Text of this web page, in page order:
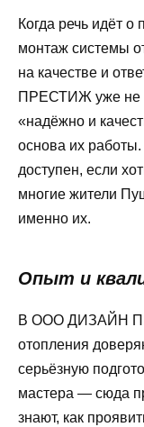
Когда речь идёт
монтаж системы
на качестве и
ПРЕСТИЖ уже не
«надёжно и
основа их
доступен, если
многие жители
именно их.
Опыт и
В ООО ДИЗАЙН
отопления
серьёзную
мастера — сюда
знают, как